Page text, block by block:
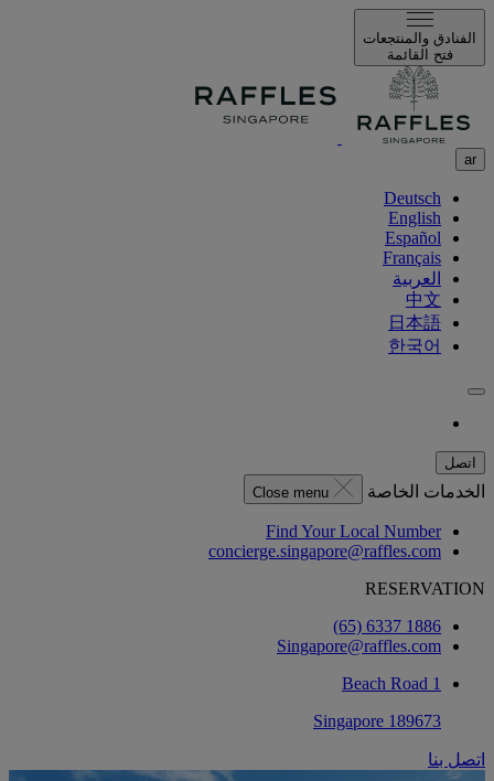
الفنادق والمنتجعات
فتح القائمة
ar
Deutsch
English
Español
Français
العربية
中文
日本語
한국어
اتصل
الخدمات الخاصة Close menu
Find Your Local Number
concierge.singapore@raffles.com
RESERVATION
‎(65) 6337 1886
Singapore@raffles.com
1 Beach Road
Singapore 189673
اتصل بنا